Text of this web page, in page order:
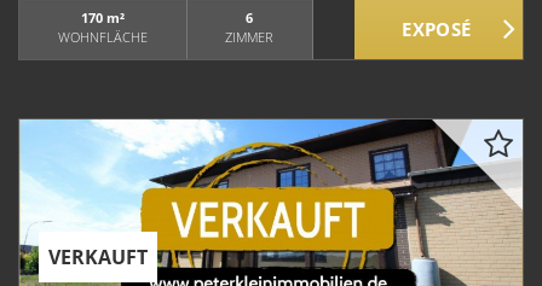
170 m²
WOHNFLÄCHE
6
ZIMMER
VERKAUFT